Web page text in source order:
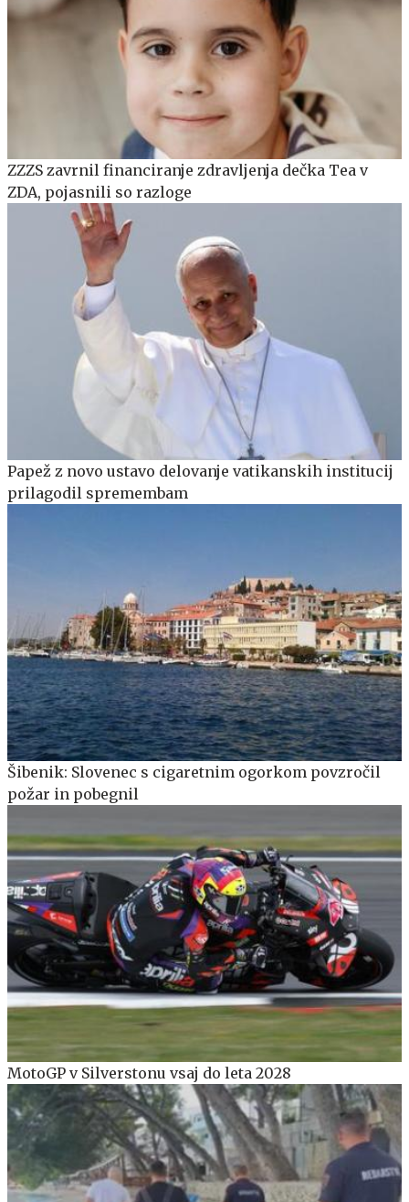
ZZZS zavrnil financiranje zdravljenja dečka Tea v
ZDA, pojasnili so razloge
Papež z novo ustavo delovanje vatikanskih institucij
prilagodil spremembam
Šibenik: Slovenec s cigaretnim ogorkom povzročil
požar in pobegnil
MotoGP v Silverstonu vsaj do leta 2028